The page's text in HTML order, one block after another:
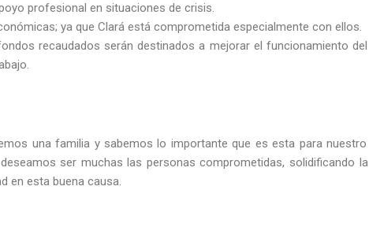
profesional en situaciones de crisis.
ya que Clará está comprometida especialmente con ellos.
recaudados serán destinados a mejorar el funcionamiento del
una familia y sabemos lo importante que es esta para nuestro
ser muchas las personas comprometidas, solidificando la
en esta buena causa.